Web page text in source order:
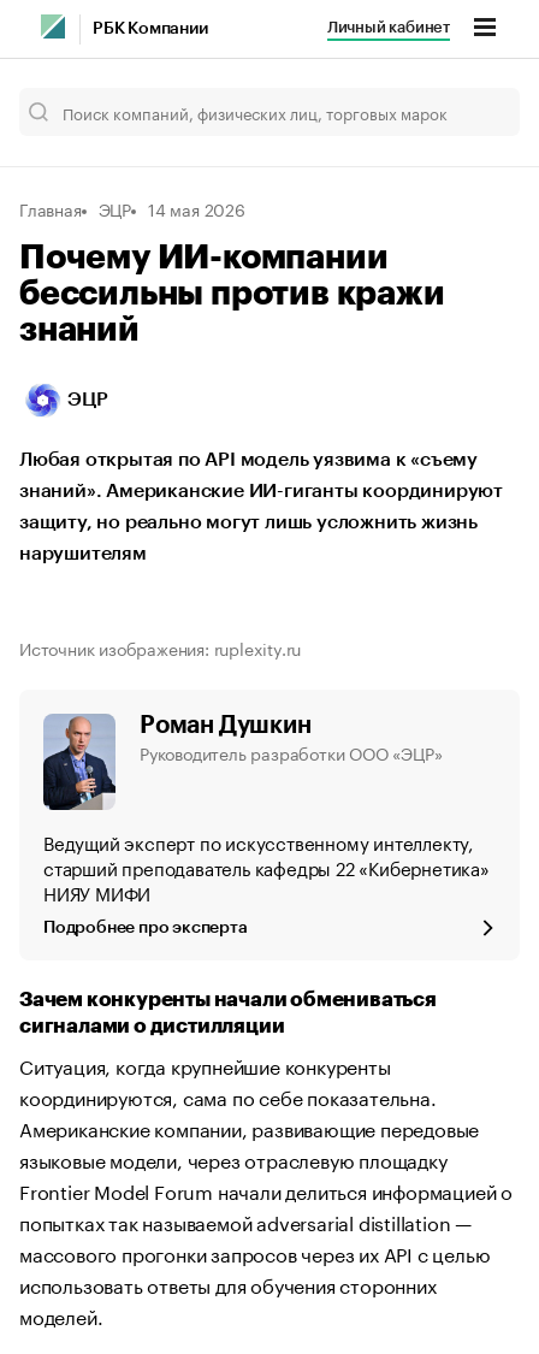
РБК Компании Личный кабинет
Главная ЭЦР 14 мая 2026
Почему ИИ-компании
бессильны против кражи
знаний
ЭЦР
Любая открытая по API модель уязвима к «съему
знаний». Американские ИИ-гиганты координируют
защиту, но реально могут лишь усложнить жизнь
нарушителям
Источник изображения: ruplexity.ru
Роман Душкин
Руководитель разработки ООО «ЭЦР»
Ведущий эксперт по искусственному интеллекту,
старший преподаватель кафедры 22 «Кибернетика»
НИЯУ МИФИ
Подробнее про эксперта
Зачем конкуренты начали обмениваться
сигналами о дистилляции
Ситуация, когда крупнейшие конкуренты
координируются, сама по себе показательна.
Американские компании, развивающие передовые
языковые модели, через отраслевую площадку
Frontier Model Forum начали делиться информацией о
попытках так называемой adversarial distillation —
массового прогонки запросов через их API с целью
использовать ответы для обучения сторонних
моделей.